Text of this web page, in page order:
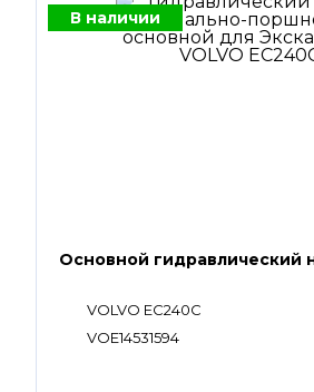
В наличии
Основной гидравлический
VOLVO EC240C
VOE14531594